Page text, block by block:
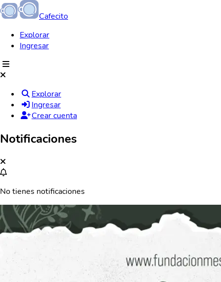
Cafecito
Explorar
Ingresar
Explorar
Ingresar
Crear cuenta
Notificaciones
No tienes notificaciones